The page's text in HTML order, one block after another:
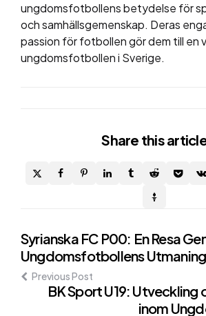
ungdomsfotbollens betydelse för
och samhällsgemenskap. Deras
passion för fotbollen gör dem till en
ungdomsfotbollen i Sverige.
Share this
Post
navigation
Syrianska FC P00: En Resa
Ungdomsfotbollens
Previous Post
BK Sport U19: Utveckling
inom